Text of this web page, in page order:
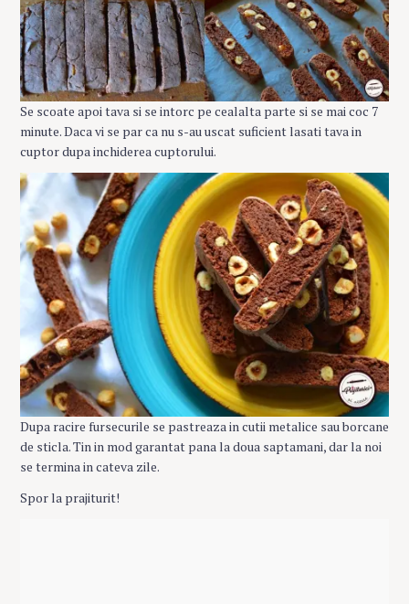
Se scoate apoi tava si se intorc pe cealalta parte si se mai coc 7
minute. Daca vi se par ca nu s-au uscat suficient lasati tava in
cuptor dupa inchiderea cuptorului.
Dupa racire fursecurile se pastreaza in cutii metalice sau borcane
de sticla. Tin in mod garantat pana la doua saptamani, dar la noi
se termina in cateva zile.
Spor la prajiturit!